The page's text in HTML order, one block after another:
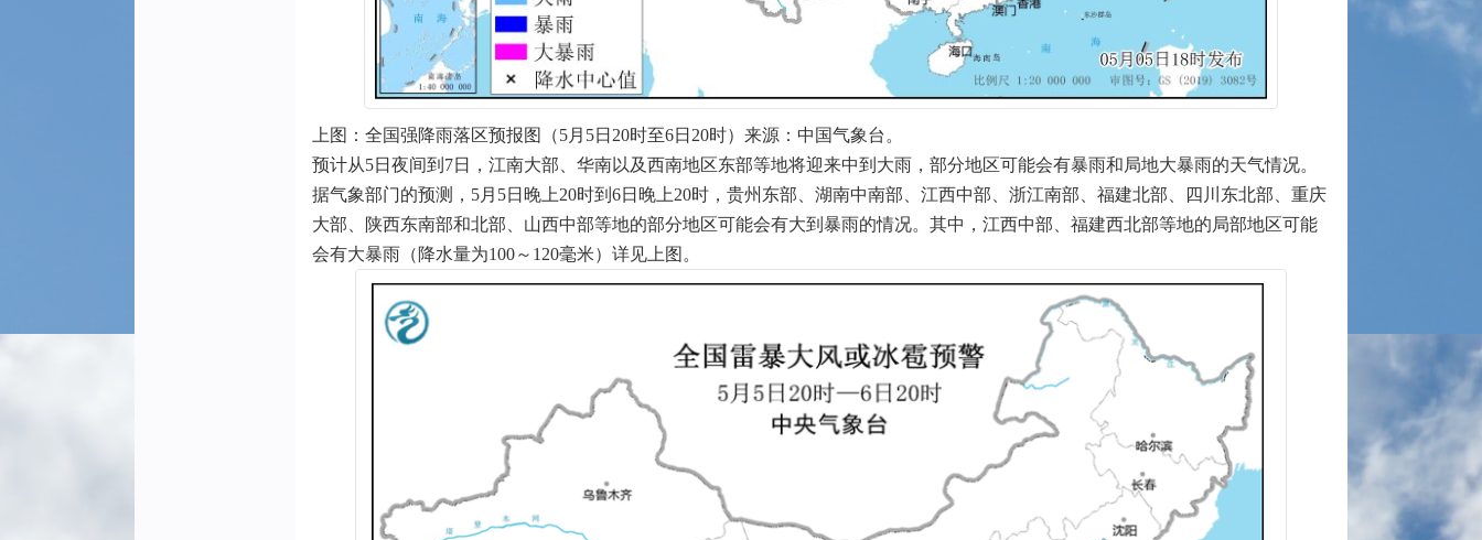
上图：全国强降雨落区预报图（5月5日20时至6日20时）来源：中国气象台。
预计从5日夜间到7日，江南大部、华南以及西南地区东部等地将迎来中到大雨，部分地区可能会有暴雨和局地大暴雨的天气情况。
据气象部门的预测，5月5日晚上20时到6日晚上20时，贵州东部、湖南中南部、江西中部、浙江南部、福建北部、四川东北部、重庆
大部、陕西东南部和北部、山西中部等地的部分地区可能会有大到暴雨的情况。其中，江西中部、福建西北部等地的局部地区可能
会有大暴雨（降水量为100～120毫米）详见上图。